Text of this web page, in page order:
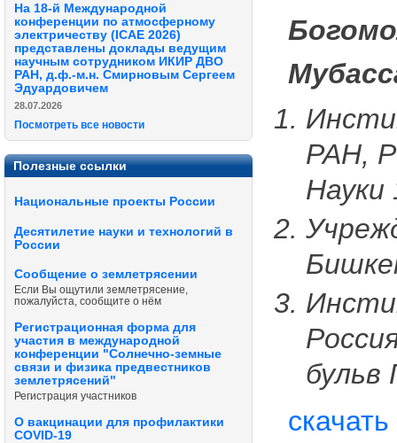
На 18-й Международной
конференции по атмосферному
электричеству (ICAE 2026)
представлены доклады ведущим
научным сотрудником ИКИР ДВО
РАН, д.ф.-м.н. Смирновым Сергеем
Эдуардовичем
28.07.2026
Посмотреть все новости
Полезные ссылки
Национальные проекты России
Десятилетие науки и технологий в
России
Сообщение о землетрясении
Если Вы ощутили землетрясение,
пожалуйста, сообщите о нём
Регистрационная форма для
участия в международной
конференции "Солнечно-земные
связи и физика предвестников
землетрясений"
Регистрация участников
О вакцинации для профилактики
COVID-19
РАН,
Науки
бульв
скачать